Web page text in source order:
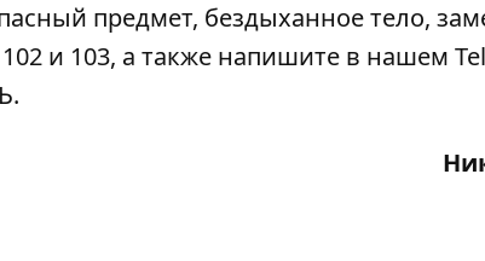
предмет, бездыханное тело,
и 103, а также напишите в нашем
.